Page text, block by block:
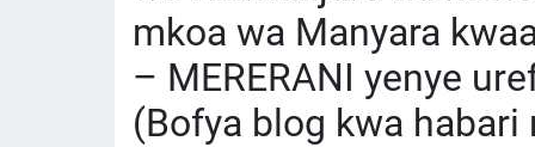
mkoa wa Manyara
– MERERANI yenye
(Bofya blog kwa habari